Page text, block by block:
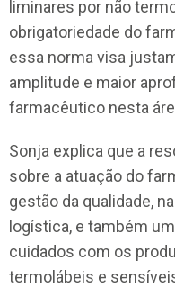
liminares por não
obrigatoriedade do
essa norma visa
amplitude e maior
farmacêutico nesta
Sonja explica que a
sobre a atuação do
gestão da qualidade,
logística, e também
cuidados com os
termolábeis e